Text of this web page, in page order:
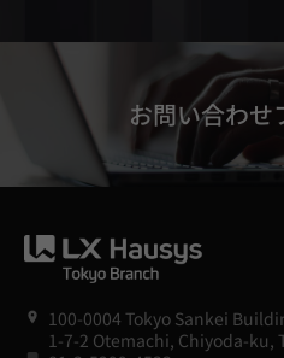
お問い合わせ
100-0004 Tokyo Sankei
1-7-2 Otemachi, Chiyoda-ku,